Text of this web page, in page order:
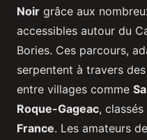
Noir grâce aux
accessibles autour du
Bories. Ces parcours,
serpentent à travers
entre villages comme
Roque-Gageac,
France. Les amateurs